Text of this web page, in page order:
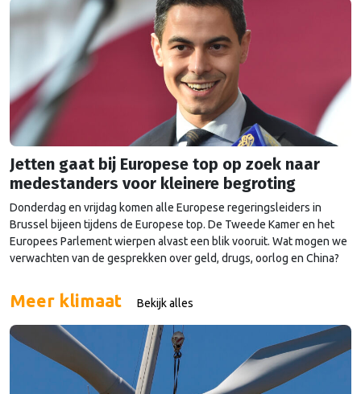
Jetten gaat bij Europese top op zoek naar
medestanders voor kleinere begroting
Donderdag en vrijdag komen alle Europese regeringsleiders in
Brussel bijeen tijdens de Europese top. De Tweede Kamer en het
Europees Parlement wierpen alvast een blik vooruit. Wat mogen we
verwachten van de gesprekken over geld, drugs, oorlog en China?
Meer klimaat Bekijk alles